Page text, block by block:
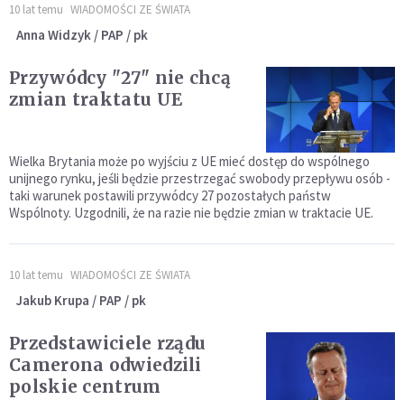
10 lat temu WIADOMOŚCI ZE ŚWIATA
Anna Widzyk / PAP / pk
Przywódcy "27" nie chcą
zmian traktatu UE
Wielka Brytania może po wyjściu z UE mieć dostęp do wspólnego
unijnego rynku, jeśli będzie przestrzegać swobody przepływu osób -
taki warunek postawili przywódcy 27 pozostałych państw
Wspólnoty. Uzgodnili, że na razie nie będzie zmian w traktacie UE.
10 lat temu WIADOMOŚCI ZE ŚWIATA
Jakub Krupa / PAP / pk
Przedstawiciele rządu
Camerona odwiedzili
polskie centrum